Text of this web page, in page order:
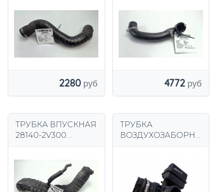
2280 4772
ТРУБКА ВПУСКНАЯ
28140-2V300
ТРУБКА
ВОЗДУХОЗАБОРНИ